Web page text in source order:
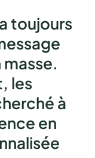
toujours
les
à
en